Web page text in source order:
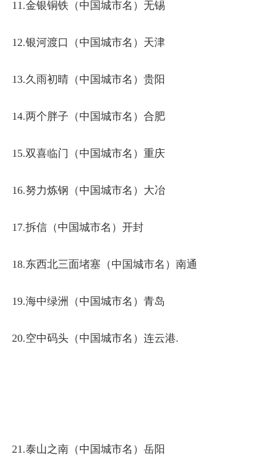
11.金银铜铁（中国城市名）无锡
12.银河渡口（中国城市名）天津
13.久雨初晴（中国城市名）贵阳
14.两个胖子（中国城市名）合肥
15.双喜临门（中国城市名）重庆
16.努力炼钢（中国城市名）大冶
17.拆信（中国城市名）开封
18.东西北三面堵塞（中国城市名）南通
19.海中绿洲（中国城市名）青岛
20.空中码头（中国城市名）连云港.
21.泰山之南（中国城市名）岳阳